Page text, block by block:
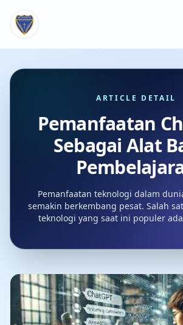
ARTICLE DETAIL
Pemanfaatan
Sebagai Alat
Pemanfaatan teknologi dalam
semakin berkembang pesat. Salah
teknologi yang saat ini populer